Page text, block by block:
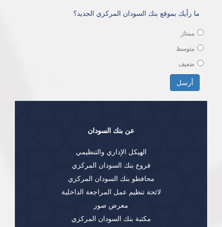
ما رأيك بموقع بنك السودان المركزي الجديد؟
ممتاز
متوسط
ضعيف
الخيارات
أرسل
عن بنك السودان
الهيكل الإداري والتنظيمي
فروع بنك السودان المركزي
محافظو بنك السودان المركزي
لائحة تنظيم عمل المراجعة الداخلية
معرض صور
مكتبة بنك السودان المركزي